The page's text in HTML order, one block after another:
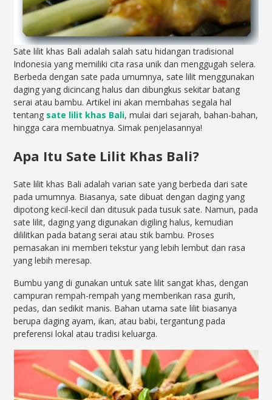
Sate lilit khas Bali adalah salah satu hidangan tradisional
Indonesia yang memiliki cita rasa unik dan menggugah selera.
Berbeda dengan sate pada umumnya, sate lilit menggunakan
daging yang dicincang halus dan dibungkus sekitar batang
serai atau bambu. Artikel ini akan membahas segala hal
tentang sate lilit khas Bali, mulai dari sejarah, bahan-bahan,
hingga cara membuatnya. Simak penjelasannya!
Apa Itu Sate Lilit Khas Bali?
Sate lilit khas Bali adalah varian sate yang berbeda dari sate
pada umumnya. Biasanya, sate dibuat dengan daging yang
dipotong kecil-kecil dan ditusuk pada tusuk sate. Namun, pada
sate lilit, daging yang digunakan digiling halus, kemudian
dililitkan pada batang serai atau stik bambu. Proses
pemasakan ini memberi tekstur yang lebih lembut dan rasa
yang lebih meresap.
Bumbu yang di gunakan untuk sate lilit sangat khas, dengan
campuran rempah-rempah yang memberikan rasa gurih,
pedas, dan sedikit manis. Bahan utama sate lilit biasanya
berupa daging ayam, ikan, atau babi, tergantung pada
preferensi lokal atau tradisi keluarga.